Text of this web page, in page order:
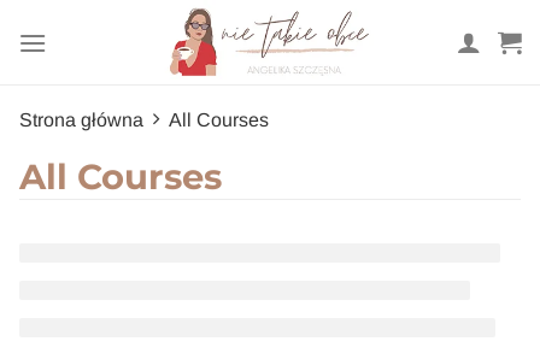
Strona główna All Courses
All Courses